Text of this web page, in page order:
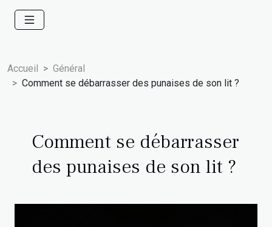
Accueil
Général
Comment se débarrasser des punaises de son lit ?
Comment se débarrasser
des punaises de son lit ?